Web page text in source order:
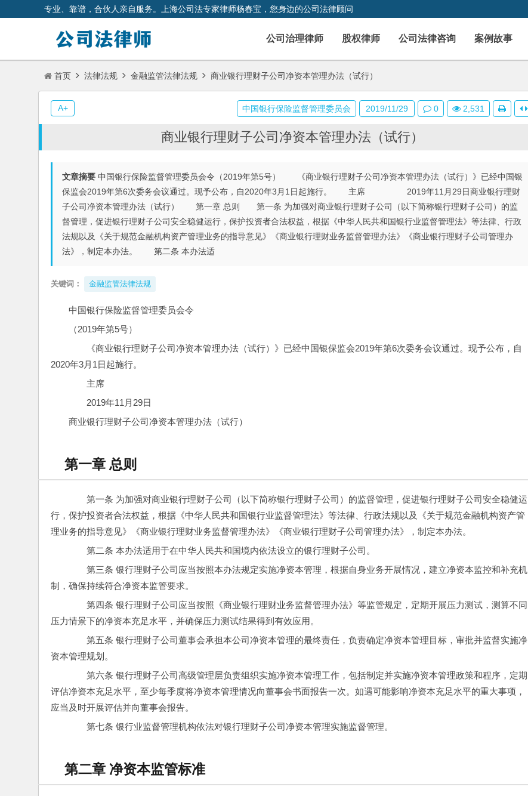
专业、靠谱，合伙人亲自服务。上海公司法专家律师杨春宝，您身边的公司法律顾问
公司治理律师 股权律师 公司法律咨询 案例故事
首页 法律法规 金融监管法律法规 商业银行理财子公司净资本管理办法（试行）
商业银行理财子公司净资本管理办法（试行）
文章摘要 中国银行保险监督管理委员会令（2019年第5号） 《商业银行理财子公司净资本管理办法（试行）》已经中国银
保监会2019年第6次委务会议通过。现予公布，自2020年3月1日起施行。 主席 2019年11月29日商业银行理财
子公司净资本管理办法（试行） 第一章 总则 第一条 为加强对商业银行理财子公司（以下简称银行理财子公司）的监
督管理，促进银行理财子公司安全稳健运行，保护投资者合法权益，根据《中华人民共和国银行业监督管理法》等法律、行政
法规以及《关于规范金融机构资产管理业务的指导意见》《商业银行理财业务监督管理办法》《商业银行理财子公司管理办
法》，制定本办法。 第二条 本办法适
关键词： 金融监管法律法规
中国银行保险监督管理委员会令
（2019年第5号）
《商业银行理财子公司净资本管理办法（试行）》已经中国银保监会2019年第6次委务会议通过。现予公布，自
2020年3月1日起施行。
主席
2019年11月29日
商业银行理财子公司净资本管理办法（试行）
第一章 总则
第一条 为加强对商业银行理财子公司（以下简称银行理财子公司）的监督管理，促进银行理财子公司安全稳健运
行，保护投资者合法权益，根据《中华人民共和国银行业监督管理法》等法律、行政法规以及《关于规范金融机构资产管
理业务的指导意见》《商业银行理财业务监督管理办法》《商业银行理财子公司管理办法》，制定本办法。
第二条 本办法适用于在中华人民共和国境内依法设立的银行理财子公司。
第三条 银行理财子公司应当按照本办法规定实施净资本管理，根据自身业务开展情况，建立净资本监控和补充机
制，确保持续符合净资本监管要求。
第四条 银行理财子公司应当按照《商业银行理财业务监督管理办法》等监管规定，定期开展压力测试，测算不同
压力情景下的净资本充足水平，并确保压力测试结果得到有效应用。
第五条 银行理财子公司董事会承担本公司净资本管理的最终责任，负责确定净资本管理目标，审批并监督实施净
资本管理规划。
第六条 银行理财子公司高级管理层负责组织实施净资本管理工作，包括制定并实施净资本管理政策和程序，定期
评估净资本充足水平，至少每季度将净资本管理情况向董事会书面报告一次。如遇可能影响净资本充足水平的重大事项，
应当及时开展评估并向董事会报告。
第七条 银行业监督管理机构依法对银行理财子公司净资本管理实施监督管理。
第二章 净资本监管标准
中国银行保险监督管理委员会 2019/11/29 0 2,531
A+